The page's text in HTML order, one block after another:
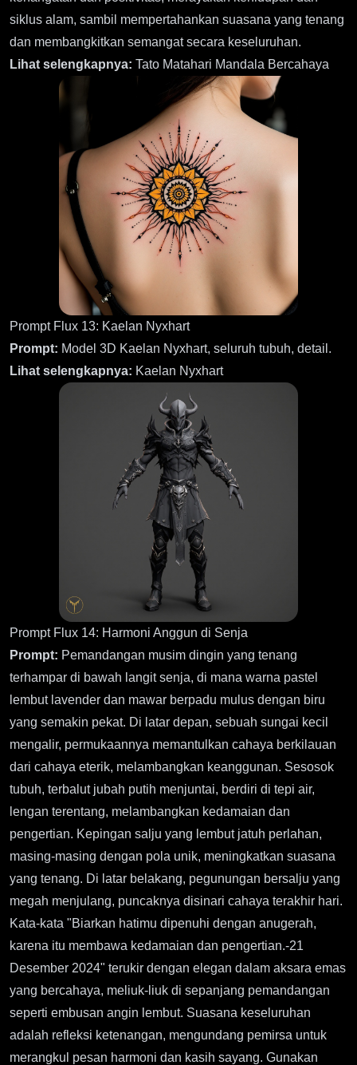
siklus alam, sambil mempertahankan suasana yang tenang
dan membangkitkan semangat secara keseluruhan.
Lihat selengkapnya: Tato Matahari Mandala Bercahaya
Prompt Flux 13: Kaelan Nyxhart
Prompt: Model 3D Kaelan Nyxhart, seluruh tubuh, detail.
Lihat selengkapnya: Kaelan Nyxhart
Prompt Flux 14: Harmoni Anggun di Senja
Prompt: Pemandangan musim dingin yang tenang
terhampar di bawah langit senja, di mana warna pastel
lembut lavender dan mawar berpadu mulus dengan biru
yang semakin pekat. Di latar depan, sebuah sungai kecil
mengalir, permukaannya memantulkan cahaya berkilauan
dari cahaya eterik, melambangkan keanggunan. Sesosok
tubuh, terbalut jubah putih menjuntai, berdiri di tepi air,
lengan terentang, melambangkan kedamaian dan
pengertian. Kepingan salju yang lembut jatuh perlahan,
masing-masing dengan pola unik, meningkatkan suasana
yang tenang. Di latar belakang, pegunungan bersalju yang
megah menjulang, puncaknya disinari cahaya terakhir hari.
Kata-kata "Biarkan hatimu dipenuhi dengan anugerah,
karena itu membawa kedamaian dan pengertian.-21
Desember 2024" terukir dengan elegan dalam aksara emas
yang bercahaya, meliuk-liuk di sepanjang pemandangan
seperti embusan angin lembut. Suasana keseluruhan
adalah refleksi ketenangan, mengundang pemirsa untuk
merangkul pesan harmoni dan kasih sayang. Gunakan